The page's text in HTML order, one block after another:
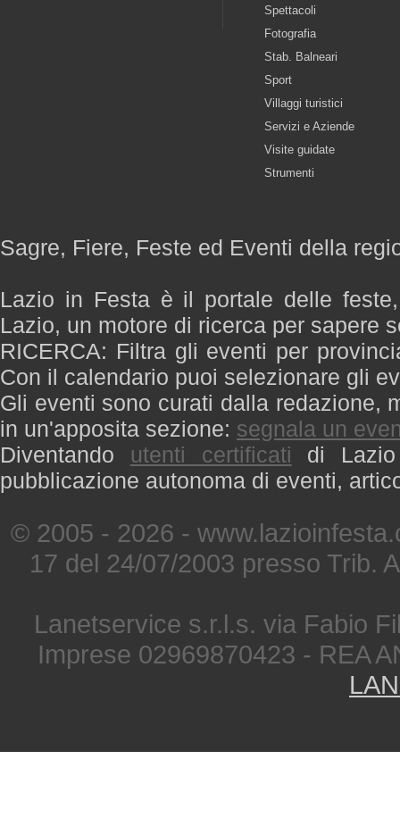
Spettacoli
Fotografia
Stab. Balneari
Sport
Villaggi turistici
Servizi e Aziende
Visite guidate
Strumenti
Sagre, Fiere, Feste ed Eventi della
Lazio in Festa è il portale delle
Lazio, un motore di ricerca per sapere
RICERCA: Filtra gli eventi per
Con il calendario puoi selezionare gli
Gli eventi sono curati dalla redazione,
in un'apposita sezione: segnala un
Diventando utenti certificati di
pubblicazione autonoma di eventi,
© 2005 - 2026 -
17 del 24/07/2003 presso Trib.
Lanetservice s.r.l.s. via Fabio
Imprese 02969870423 - REA